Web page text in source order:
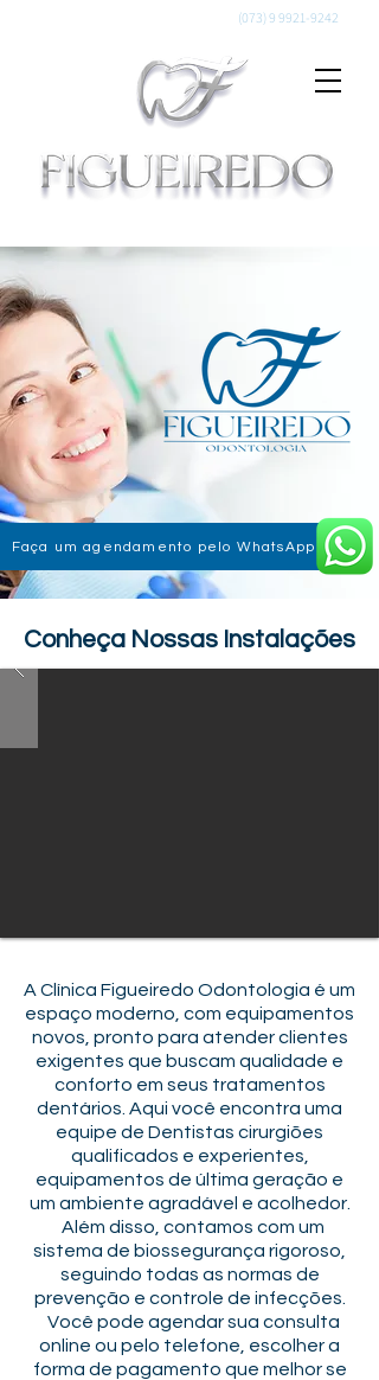
(073) 9 9921-9242
Faça um agendamento pelo WhatsApp
Conheça Nossas Instalações
A Clínica Figueiredo Odontologia é um
espaço moderno, com equipamentos
novos, pronto para atender clientes
exigentes que buscam qualidade e
conforto em seus tratamentos
dentários. Aqui você encontra uma
equipe de Dentistas cirurgiões
qualificados e experientes,
equipamentos de última geração e
um ambiente agradável e acolhedor.
Além disso, contamos com um
sistema de biossegurança rigoroso,
seguindo todas as normas de
prevenção e controle de infecções.
Você pode agendar sua consulta
online ou pelo telefone, escolher a
forma de pagamento que melhor se